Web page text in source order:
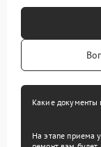
Какие документы
На этапе приема